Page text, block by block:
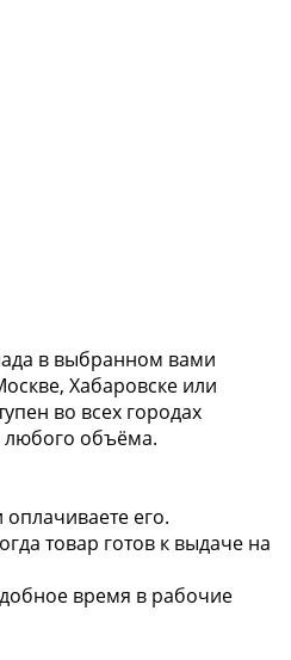
в выбранном вами
Хабаровске или
во всех городах
любого объёма.
его.
товар готов к выдаче на
время в рабочие